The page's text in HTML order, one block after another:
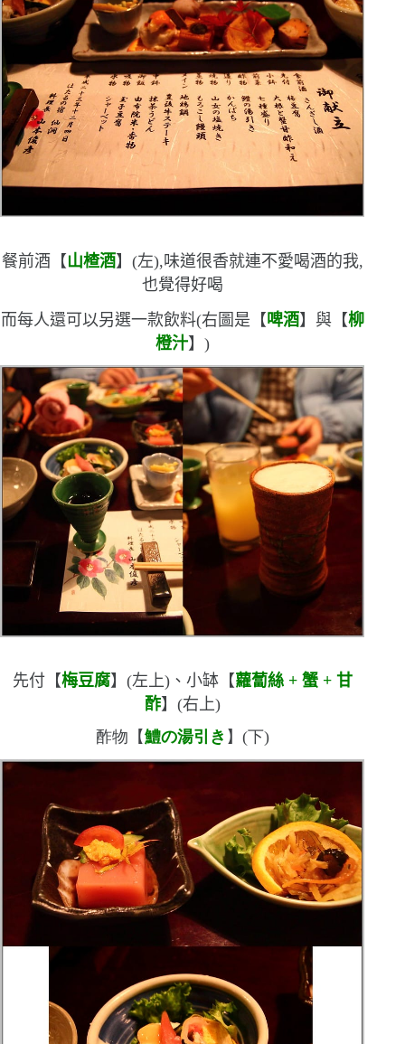
餐前酒【 山楂酒】 (左),味道很香就連不愛喝酒的我,
也覺得好喝
而每人還可以另選一款飲料(右圖是【啤酒】與【柳
橙汁】 )
先付【梅豆腐】 (左上)、小缽【蘿蔔絲+ 蟹+ 甘
酢】 (右上)
酢物【鱧の湯引き 】 (下)